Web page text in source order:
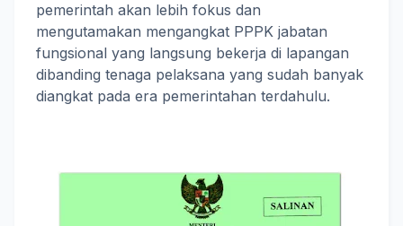
pemerintah akan lebih fokus dan
mengutamakan mengangkat PPPK jabatan
fungsional yang langsung bekerja di lapangan
dibanding tenaga pelaksana yang sudah banyak
diangkat pada era pemerintahan terdahulu.